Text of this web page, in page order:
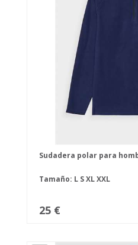
Sudadera polar para
Tamaño: L SXLXXL
25 €